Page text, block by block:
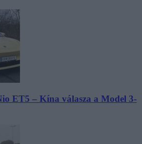
ET5 – Kína válasza a Model 3-